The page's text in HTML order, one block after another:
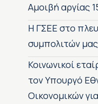
Αμοιβή αργίας
H ΓΣΕΕ στο
συμπολιτών μας
Κοινωνικοί
τον Υπουργό
Οικονομικών